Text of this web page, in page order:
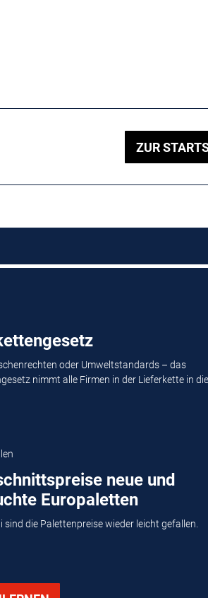
ZUR
oder Umweltstandards – das
nimmt alle Firmen in der Lieferkette in die
neue und
Europaletten
sind die Palettenpreise wieder leicht gefallen.